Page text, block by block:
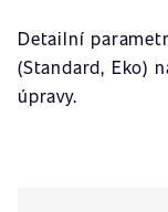
Detailní
(Standard, Eko)
úpravy.